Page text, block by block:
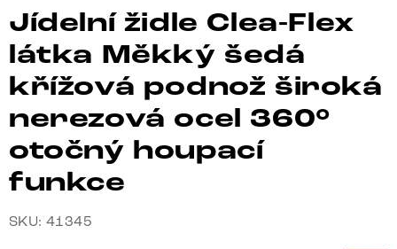
Jídelní židle Clea-Flex
látka Měkký šedá
křížová podnož široká
nerezová ocel 360°
otočný houpací
funkce
SKU: 41345